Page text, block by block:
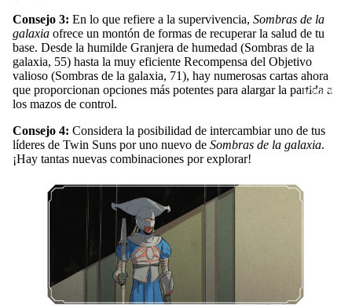
[Ofertas]
Consejo 3: En lo que refiere a la supervivencia, Sombras de la
galaxia ofrece un montón de formas de recuperar la salud de tu
base. Desde la humilde Granjera de humedad (Sombras de la
galaxia, 55) hasta la muy eficiente Recompensa del Objetivo
valioso (Sombras de la galaxia, 71), hay numerosas cartas ahora
que proporcionan opciones más potentes para alargar la partida a
los mazos de control.
Consejo 4: Considera la posibilidad de intercambiar uno de tus
líderes de Twin Suns por uno nuevo de Sombras de la galaxia.
¡Hay tantas nuevas combinaciones por explorar!